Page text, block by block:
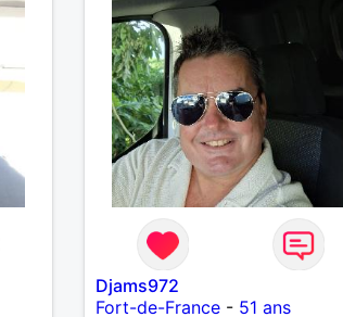
Djams972
Fort-de-France - 51 ans